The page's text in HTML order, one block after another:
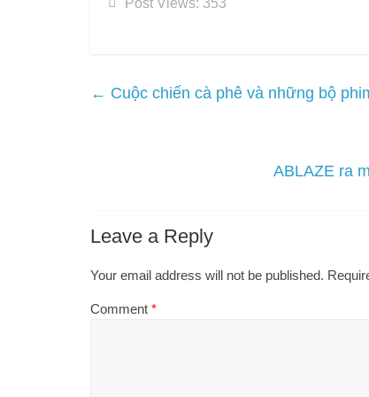
Post Views: 353
← Cuộc chiến cà phê và những bộ
ABLAZE ra
Leave a Reply
Your email address will not be published.
Comment *